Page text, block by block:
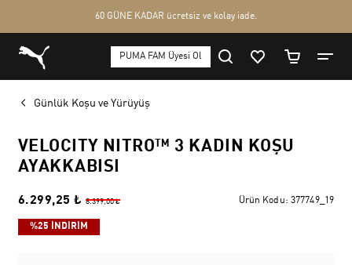
Günlük Koşu ve Yürüyüş
VELOCITY NITRO™ 3 KADIN KOŞU
AYAKKABISI
6.299,25 ₺ 8.399,00 ₺ Ürün Kodu: 377749_19
%25 İNDİRİM